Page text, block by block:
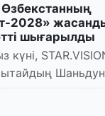
Өзбекстанның
2028» жасанды
шығарылды
күні,
орналасқан
және